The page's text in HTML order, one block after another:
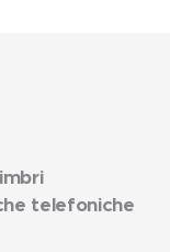
telefoniche